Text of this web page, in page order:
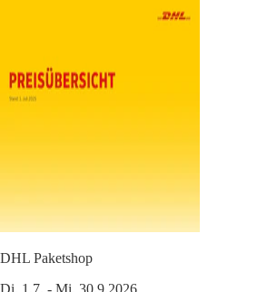
DHL Paketshop